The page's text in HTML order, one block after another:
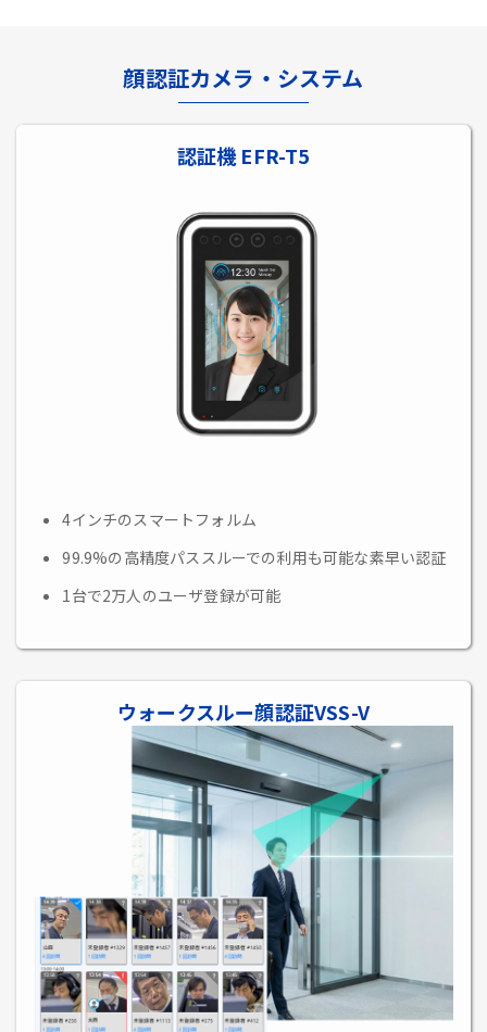
顔認証カメラ・システム
認証機 EFR-T5
4インチのスマートフォルム
99.9%の高精度パススルーでの利用も可能な素早い認証
1台で2万人のユーザ登録が可能
ウォークスルー顔認証VSS-V